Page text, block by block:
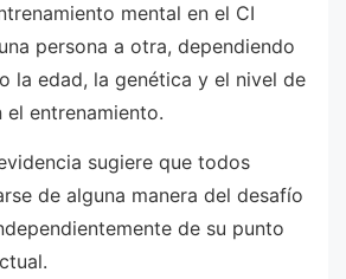
mental en el CI
persona a otra, dependiendo
la edad, la genética y el nivel de
entrenamiento.
sugiere que todos
de alguna manera del desafío
de su punto